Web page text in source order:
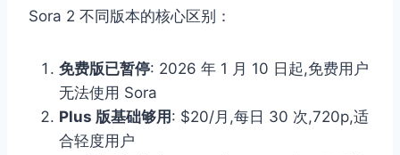
Sora 2 不同版本的核心区别：
免费版已暂停: 2026 年 1 月 10 日起,免费用户
无法使用 Sora
Plus 版基础够用 : $20/月,每日 30 次,720p,适
合轻度用户